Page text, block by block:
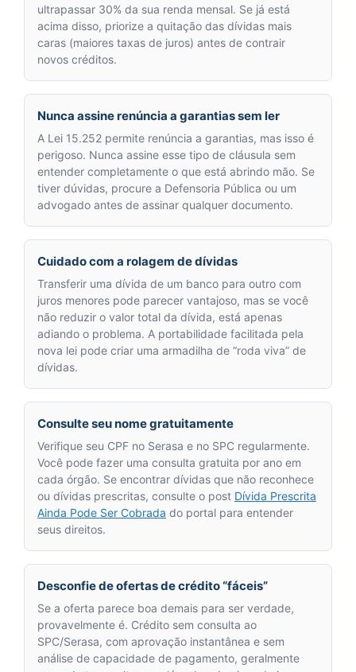
ultrapassar 30% da sua renda mensal. Se já está
acima disso, priorize a quitação das dívidas mais
caras (maiores taxas de juros) antes de contrair
novos créditos.
Nunca assine renúncia a garantias sem ler
A Lei 15.252 permite renúncia a garantias, mas isso é
perigoso. Nunca assine esse tipo de cláusula sem
entender completamente o que está abrindo mão. Se
tiver dúvidas, procure a Defensoria Pública ou um
advogado antes de assinar qualquer documento.
Cuidado com a rolagem de dívidas
Transferir uma dívida de um banco para outro com
juros menores pode parecer vantajoso, mas se você
não reduzir o valor total da dívida, está apenas
adiando o problema. A portabilidade facilitada pela
nova lei pode criar uma armadilha de “roda viva” de
dívidas.
Consulte seu nome gratuitamente
Verifique seu CPF no Serasa e no SPC regularmente.
Você pode fazer uma consulta gratuita por ano em
cada órgão. Se encontrar dívidas que não reconhece
ou dívidas prescritas, consulte o post Dívida Prescrita
Ainda Pode Ser Cobrada do portal para entender
seus direitos.
Desconfie de ofertas de crédito “fáceis”
Se a oferta parece boa demais para ser verdade,
provavelmente é. Crédito sem consulta ao
SPC/Serasa, com aprovação instantânea e sem
análise de capacidade de pagamento, geralmente